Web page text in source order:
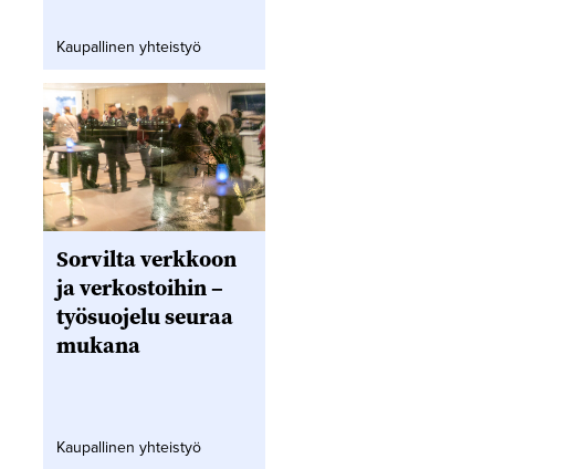
Kaupallinen yhteistyö
Sorvilta verkkoon
ja verkostoihin –
työsuojelu seuraa
mukana
Kaupallinen yhteistyö